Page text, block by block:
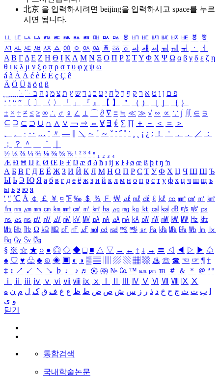
北京 을 입력하시려면 beijing을 입력하시고 space를 누르
시면 됩니다.
ㅥ ㅦ ㅧ ㅨ ㅩ ㅪ ㅫ ㅬ ㅭ ㅮ ㅯ ㅰ ㅱ ㅲ ㅳ ㅴ ㅵ ㅶ ㅷ ㅸ
ㅹ
ㅺ ㅻ ㅼ ㅽ ㅾ ㅿ ㆀ ㆁ ㆂ ㆃ ㆄ ㆅ ㆆ ㆇ ㆈ ㆉ ㆊ ㆋ ㆌ ㆍ
ㆎ
Α Β ΓΔ Ε Ζ Η Θ Ι ΚΛ Μ Ν Ξ Ο Π Ρ Σ ΤΥ Φ Χ Ψ Ω α β γ δ ε ζ η
θ ι κ λ μ ν ξ ο π ρ σ τ υ φ χ ψ ω
á à Á À é è É È ç Ç ê
Ä Ö Ü ä ö ü ß
ִֶֹ ֻּ ׁׂ פ ם ן ו ט א ר ק ף ך ל ח י ע כ ג ד ש ץ ת צ מ נ ה ב
‘ ’ “ ” 〔 〕 〈 〉 「 」 『 』 【 】 ＂ （ ） ［ ］ ｛ ｝
± × ÷ ≠ ≤ ≥ ∞ ∴ ♂ ♀ ∠ ⊥ ⌒ ∂ ∇ ≡ ≒ ≪ ≫ √ ∽ ∝ ∵ ∫ ∬ ∈ ∋
⊆ ⊇ ⊂ ⊃ ∪ ∩ ∧ ∨ ￢ ⇒ ⇔ ∀ ∃ ∮ ∑ ∏ ＋ － ＜ ＝
＞
、
。 · ‥ … ¨ 〃 ― ＼ ∼ ´ ～ ˇ ˘ ˝ ˚ ˙ ¸ ¡ ¿ ː ！ ＇ ， ． ／
：
；
？ ＾ ｀
½ ⅓ ⅔ ¼ ¾ ⅛ ⅜ ⅝ ⅞ ¹ ² ³ ⁴ ⁿ ₁ ₂ ₃ ₄
Æ Ð Ħ Ĳ Ł Ø Œ Þ Ŧ Ŋ æ đ ð ħ ı ĳ ĸ ŀ ł ø œ ß þ ŧ ŋ ŉ
А Б В Г Д Е Ё Ж З И Й К Л М Н О П Р С Т У Ф Х Ц Ч Ш Щ Ъ
Ы Ь Э Ю Я а б в г д е ё ж з и й к л м н о п р с т у ф х ц ч ш щ ъ
ы ь э ю я
′ ″ ℃ Å ￠ ￡ ￥ ¤ ℉ ‰ ＄ ％ Ｆ ￦ ㎕ ㎖ ㎗ ℓ ㎘ ㏄ ㎣ ㎤ ㎥ ㎦
㎙ ㎚ ㎛ ㎜ ㎝ ㎞ ㎟ ㎠ ㎡ ㎢ ㏊ ㎍ ㎎ ㎏ ㏏ ㎈ ㎉ ㏈ ㎧ ㎨ ㎰
㎱ ㎲ ㎳ ㎴ ㎵ ㎶ ㎷ ㎸ ㎹ ㎀ ㎁ ㎂ ㎃ ㎄ ㎺ ㎻ ㎽ ㎾ ㎿ ㎐ ㎑
㎒ ㎓ ㎔ Ω ㏀ ㏁ ㎊ ㎋ ㎌ ㏖ ㏅ ㎭ ㎮ ㎯ ㏛ ㎩ ㎪ ㎫ ㎬ ㏝ ㏐
㏓
㏃ ㏉ ㏜ ㏆
§ ※ ☆ ★ ○ ● ◎ ◇ ◆ □ ■ △ ▽ → ← ↑ ↓ ↔ 〓 ◁ ◀ ▷ ▶ ♤
♠ ♡ ♥ ♧ ♣ ⊙ ◈ ▣ ◐ ◑ ▒ ▤ ▨ ▧ ▦ ▩ ♨ ☏ ☎ ☜ ☞ ¶ †
‡ ↕ ↗ ↙ ↖ ↘ ♭ ♩ ♪ ♬ ㉿ ㈜ № ㏇ ™ ㏂ ㏘ ℡ ＃ ＆ ＊ ＠ ª º
ⅰ
ⅱ ⅲ ⅳ ⅴ ⅵ ⅶ ⅷ ⅸ ⅹ Ⅳ Ⅴ Ⅵ Ⅶ Ⅷ Ⅸ Ⅹ
ب ت ث ج ح خ د ذ ر ز س ش ص ض ط ظ ع غ ف ق ک ل م ن ه
و ی
닫기
통합검색
국내학술논문